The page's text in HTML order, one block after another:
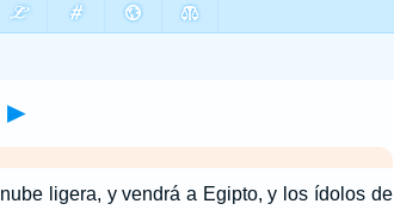
►
nube ligera, y vendrá a Egipto, y los ídolos de